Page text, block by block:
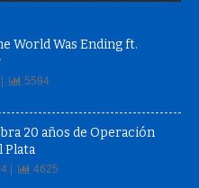
World Was Ending ft.
5594
20 años de Operación
Plata
| 4625